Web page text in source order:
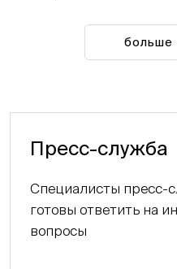
больше
Пресс-служба
Специалисты пресс-
готовы ответить на
вопросы